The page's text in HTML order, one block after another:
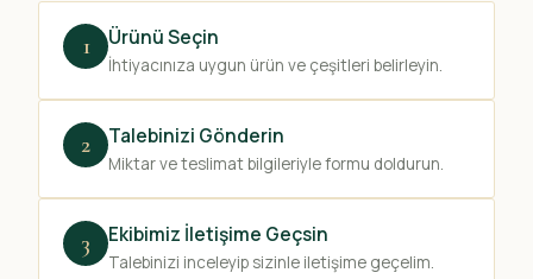
1 Ürünü Seçin
İhtiyacınıza uygun ürün ve çeşitleri belirleyin.
2 Talebinizi Gönderin
Miktar ve teslimat bilgileriyle formu doldurun.
3 Ekibimiz İletişime Geçsin
Talebinizi inceleyip sizinle iletişime geçelim.